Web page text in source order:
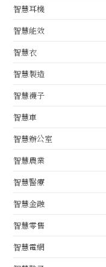
智慧耳機
智慧能效
智慧衣
智慧製造
智慧襪子
智慧車
智慧辦公室
智慧農業
智慧醫療
智慧金融
智慧零售
智慧電網